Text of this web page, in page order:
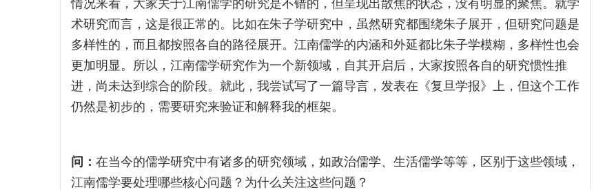
情况来看，大家关于江南儒学的研究是不错的，但呈现出散焦的状态，没有明显的聚焦。就学
术研究而言，这是很正常的。比如在朱子学研究中，虽然研究都围绕朱子展开，但研究问题是
多样性的，而且都按照各自的路径展开。江南儒学的内涵和外延都比朱子学模糊，多样性也会
更加明显。所以，江南儒学研究作为一个新领域，自其开启后，大家按照各自的研究惯性推
进，尚未达到综合的阶段。就此，我尝试写了一篇导言，发表在《复旦学报》上，但这个工作
仍然是初步的，需要研究来验证和解释我的框架。
问： 在当今的儒学研究中有诸多的研究领域，如政治儒学、生活儒学等等，区别于这些领域，
江南儒学要处理哪些核心问题？为什么关注这些问题？